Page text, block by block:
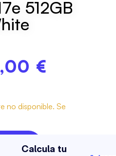
512GB
€
no disponible. Se
Carrito